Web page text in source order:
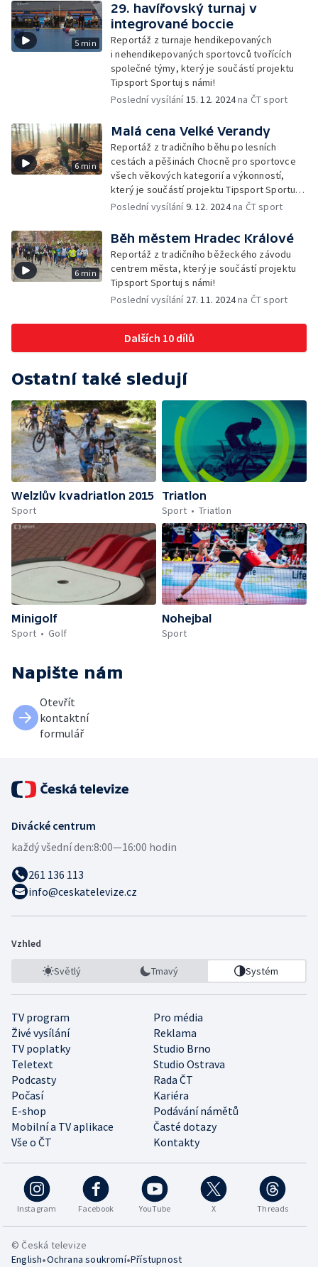
5 min
29. havířovský turnaj v
integrované boccie
Reportáž z turnaje hendikepovaných
i nehendikepovaných sportovců tvořících
společné týmy, který je součástí projektu
Tipsport Sportuj s námi!
Poslední vysílání15. 12. 2024na ČT sport
6 min
Malá cena Velké Verandy
Reportáž z tradičního běhu po lesních
cestách a pěšinách Chocně pro sportovce
všech věkových kategorií a výkonností,
který je součástí projektu Tipsport Sportuj
s námi!
Poslední vysílání9. 12. 2024na ČT sport
6 min
Běh městem Hradec Králové
Reportáž z tradičního běžeckého závodu
centrem města, který je součástí projektu
Tipsport Sportuj s námi!
Poslední vysílání 27. 11. 2024na ČT sport
Dalších 10 dílů
Ostatní také sledují
Welzlův kvadriatlon 2015
Sport
Triatlon
Sport
Triatlon
Minigolf
Sport
Golf
Nohejbal
Sport
Napište nám
Otevřít
kontaktní
formulář
Divácké centrum
každý všední den:8:00—16:00 hodin
261 136 113
info@ceskatelevize.cz
Vzhled
Světlý Tmavý Systém
TV program
Pro média
Živé vysílání
Reklama
TV poplatky
Studio Brno
Teletext
Studio Ostrava
Podcasty
Rada ČT
Počasí
Kariéra
E-shop
Podávání námětů
Mobilní a TV aplikace
Časté dotazy
Vše o ČT
Kontakty
Instagram Facebook YouTube X Threads
© Česká televize
English•Ochrana soukromí•Přístupnost